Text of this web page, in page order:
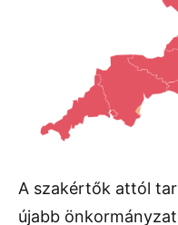
A szakértők attól
újabb